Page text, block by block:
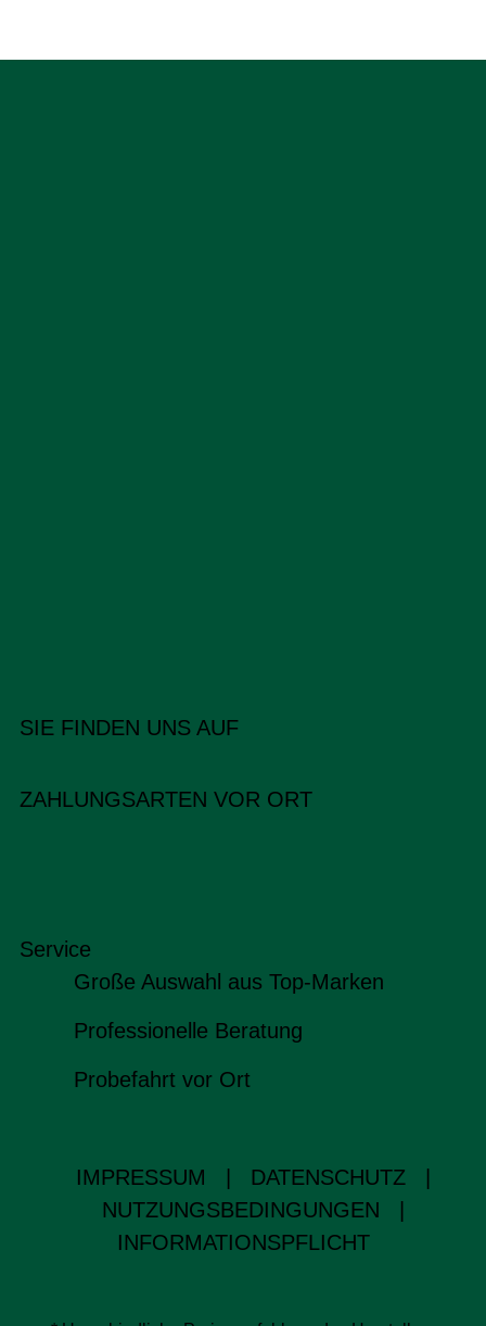
SIE FINDEN UNS AUF
ZAHLUNGSARTEN VOR ORT
Service
Große Auswahl aus Top-Marken
Professionelle Beratung
Probefahrt vor Ort
IMPRESSUM DATENSCHUTZ
NUTZUNGSBEDINGUNGEN
INFORMATIONSPFLICHT